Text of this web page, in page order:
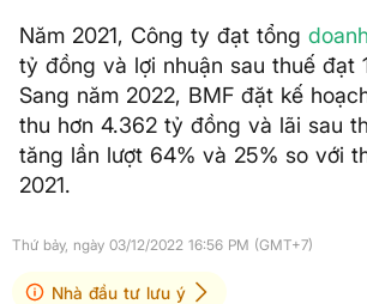
Năm 2021, Công ty đạt tổng
tỷ đồng và lợi nhuận sau thuế đạt
Sang năm 2022, BMF đặt kế
thu hơn 4.362 tỷ đồng và lãi sau
tăng lần lượt 64% và 25% so với
2021.
Thứ bảy, ngày 03/12/2022 16:56 PM (GMT+7)
Nhà đầu tư lưu ý